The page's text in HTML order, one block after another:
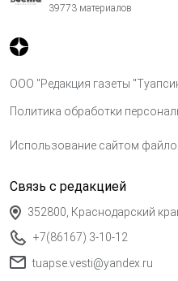
39773 материалов
ООО "Редакция газеты
Политика обработки
Использование сайтом
Связь с редакцией
352800, Краснодарский
+7(86167) 3-10-12
tuapse.vesti@yandex.ru